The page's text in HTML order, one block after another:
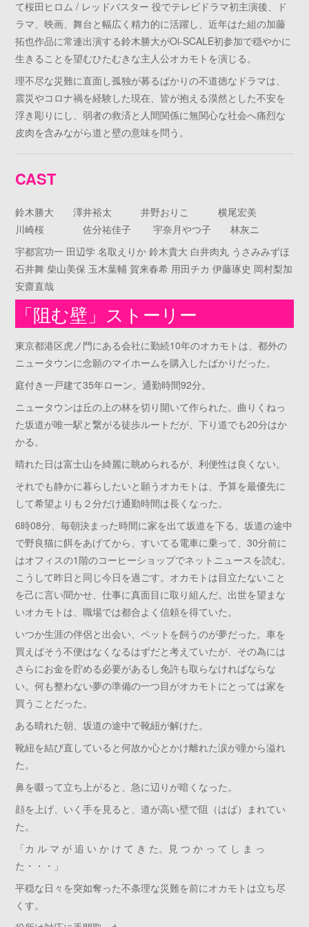
て桜田ヒロム / レッドバスター 役でテレビドラマ初主演後、ド
ラマ、映画、舞台と幅広く精力的に活躍し、近年はた組の加藤
拓也作品に常連出演する鈴木勝大がOi-SCALE初参加で穏やかに
生きることを望むひたむきな主人公オカモトを演じる。
理不尽な災難に直面し孤独が募るばかりの不道徳なドラマは、
震災やコロナ禍を経験した現在、皆が抱える漠然とした不安を
浮き彫りにし、弱者の救済と人間関係に無関心な社会へ痛烈な
皮肉を含みながら道と壁の意味を問う。
CAST
鈴木勝大 澤井裕太 井野おりこ 横尾宏美
川崎桜 佐分祐佳子 宇奈月やつ子 林灰ニ
宇都宮功一 田辺学 名取えりか 鈴木貴大 白井肉丸 うさみみずほ
石井舞 柴山美保 玉木葉輔 賀来春希 用田チカ 伊藤琢史 岡村梨加
安齋直哉
「阻む壁」ストーリー
東京都港区虎ノ門にある会社に勤続10年のオカモトは、都外の
ニュータウンに念願のマイホームを購入したばかりだった。
庭付き一戸建て35年ローン。通勤時間92分。
ニュータウンは丘の上の林を切り開いて作られた。曲りくねっ
た坂道が唯一駅と繋がる徒歩ルートだが、下り道でも20分はか
かる。
晴れた日は富士山を綺麗に眺められるが、利便性は良くない。
それでも静かに暮らしたいと願うオカモトは、予算を最優先に
して希望よりも２分だけ通勤時間は長くなった。
6時08分、毎朝決まった時間に家を出て坂道を下る。坂道の途中
で野良猫に餌をあげてから、すいてる電車に乗って、30分前に
はオフィスの1階のコーヒーショップでネットニュースを読む。
こうして昨日と同じ今日を過ごす。オカモトは目立たないこと
を己に言い聞かせ、仕事に真面目に取り組んだ。出世を望まな
いオカモトは、職場では都合よく信頼を得ていた。
いつか生涯の伴侶と出会い、ペットを飼うのが夢だった。車を
買えばそう不便はなくなるはずだと考えていたが、その為には
さらにお金を貯める必要があるし免許も取らなければならな
い。何も整わない夢の準備の一つ目がオカモトにとっては家を
買うことだった。
ある晴れた朝、坂道の途中で靴紐が解けた。
靴紐を結び直していると何故か心とかけ離れた涙が瞳から溢れ
た。
鼻を啜って立ち上がると、急に辺りが暗くなった。
顔を上げ、いく手を見ると、道が高い壁で阻（はば）まれてい
た。
「カ ル マ が 追 い か け て き た。見 つ か っ て し ま っ
た・・・」
平穏な日々を突如奪った不条理な災難を前にオカモトは立ち尽
くす。